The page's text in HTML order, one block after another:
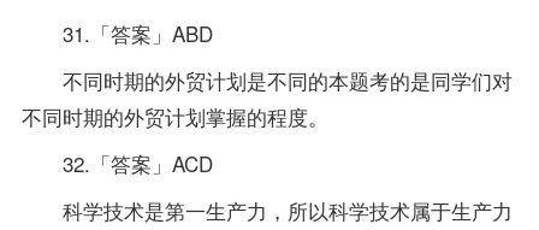
31.「答案」ABD
不同时期的外贸计划是不同的本题考的是同学们对
不同时期的外贸计划掌握的程度。
32.「答案」ACD
科学技术是第一生产力，所以科学技术属于生产力